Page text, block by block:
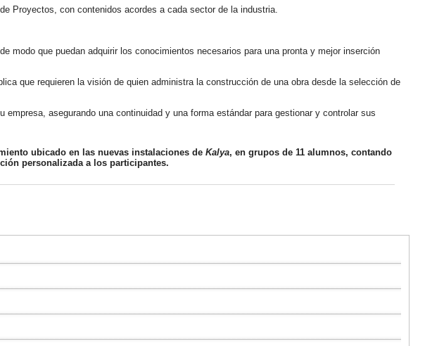
Proyectos, con contenidos acordes a cada sector de la industria.
modo que puedan adquirir los conocimientos necesarios para una pronta y mejor inserción
que requieren la visión de quien administra la construcción de una obra desde la selección de
empresa, asegurando una continuidad y una forma estándar para gestionar y controlar sus
ubicado en las nuevas instalaciones de Kalya, en grupos de 11 alumnos, contando
personalizada a los participantes.